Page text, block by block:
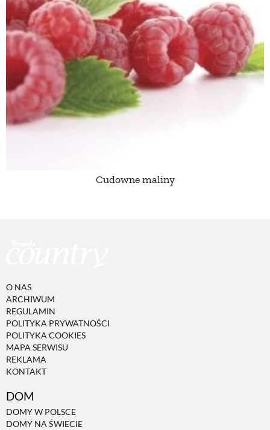
Cudowne maliny
O NAS
ARCHIWUM
REGULAMIN
POLITYKA PRYWATNOŚCI
POLITYKA COOKIES
MAPA SERWISU
REKLAMA
KONTAKT
DOM
DOMY W POLSCE
DOMY NA ŚWIECIE